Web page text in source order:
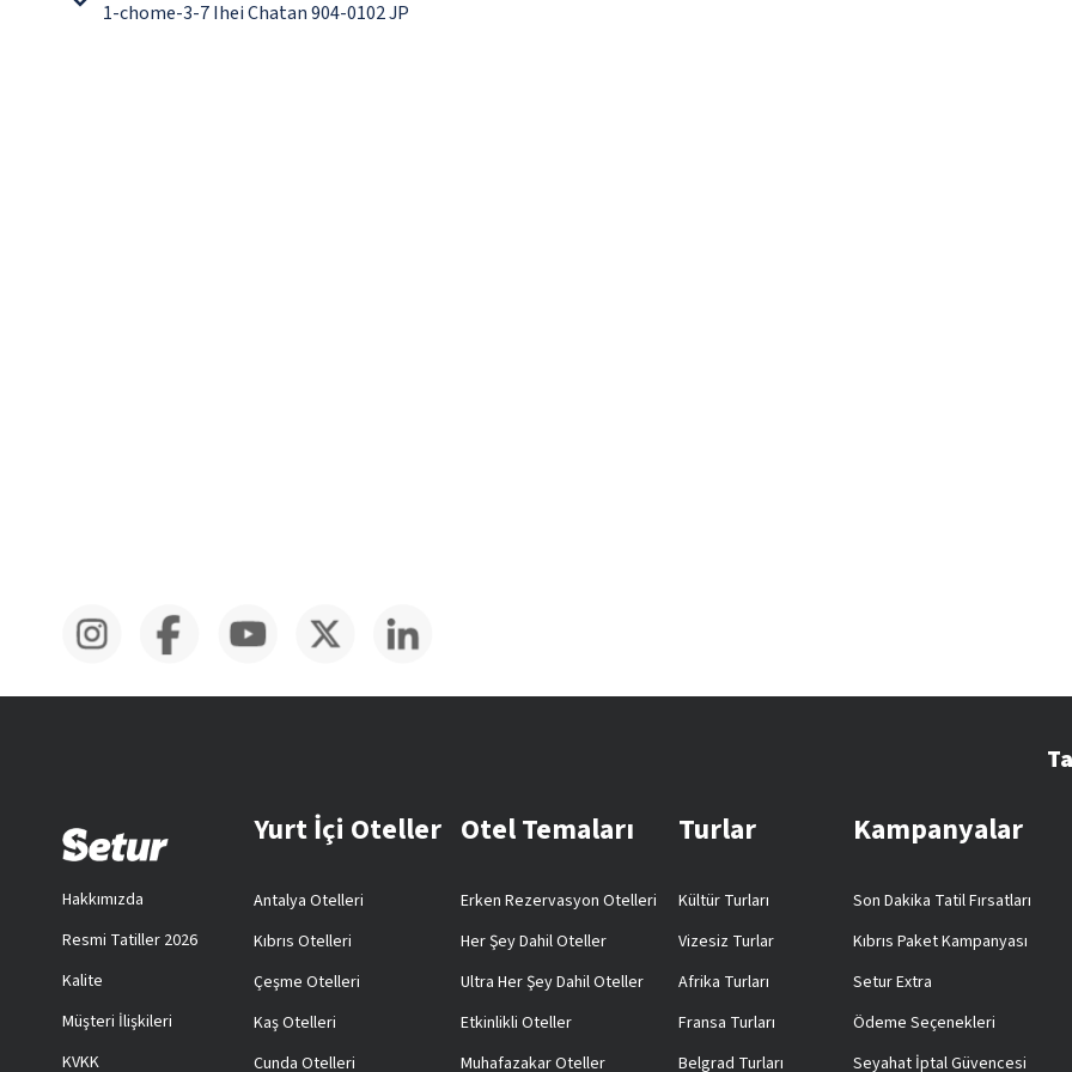
1-chome-3-7 Ihei Chatan 904-0102 JP
Hakkımızda
Resmi Tatiller 2026
Kalite
Müşteri İlişkileri
KVKK
Yurt İçi Oteller
Antalya Otelleri
Kıbrıs Otelleri
Çeşme Otelleri
Kaş Otelleri
Cunda Otelleri
Otel Temaları
Erken Rezervasyon Otelleri
Her Şey Dahil Oteller
Ultra Her Şey Dahil Oteller
Etkinlikli Oteller
Muhafazakar Oteller
Turlar
Kültür Turları
Vizesiz Turlar
Afrika Turları
Fransa Turları
Belgrad Turları
Kampanyalar
Son Dakika Tatil Fırsatları
Kıbrıs Paket Kampanyası
Setur Extra
Ödeme Seçenekleri
Seyahat İptal Güvencesi